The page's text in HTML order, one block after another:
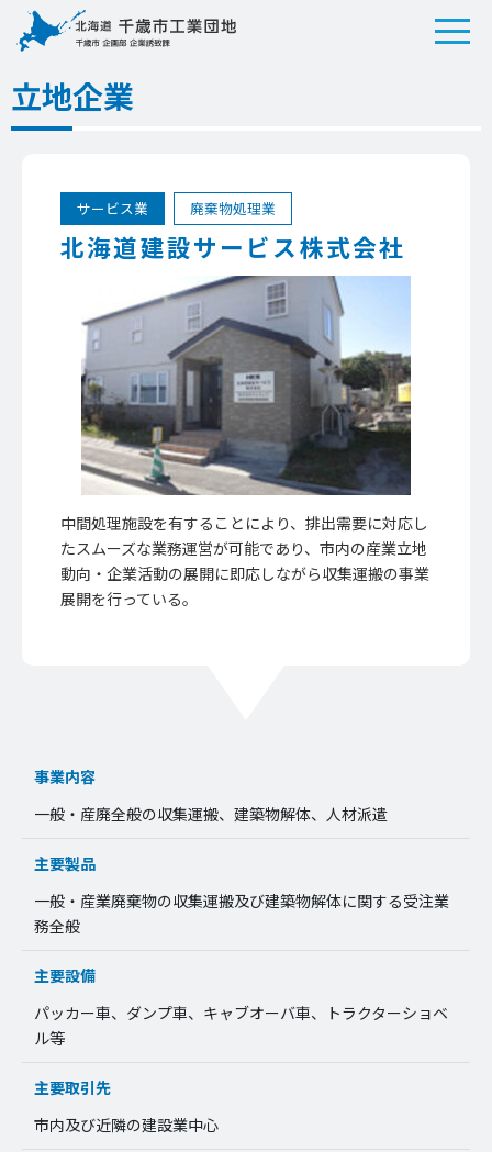
立地企業
サービス業 廃棄物処理業
北海道建設サービス株式会社
中間処理施設を有することにより、排出需要に対応し
たスムーズな業務運営が可能であり、市内の産業立地
動向・企業活動の展開に即応しながら収集運搬の事業
展開を行っている。
事業内容
一般・産廃全般の収集運搬、建築物解体、人材派遣
主要製品
一般・産業廃棄物の収集運搬及び建築物解体に関する受注業
務全般
主要設備
パッカー車、ダンプ車、キャブオーバ車、トラクターショベ
ル等
主要取引先
市内及び近隣の建設業中心